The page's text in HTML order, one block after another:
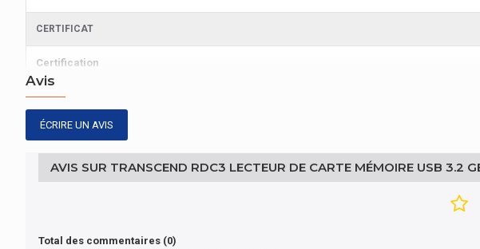
CERTIFICAT
Certification
SUPPORT DE STOCKAGE
Cartes mémoire compatibles
DESIGN
Avis
ÉCRIRE UN AVIS
AVIS SUR TRANSCEND RDC3 LECTEUR DE CARTE MÉMOIRE USB 3.2
Total des commentaires (0)